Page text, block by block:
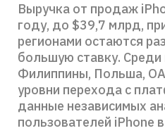
Выручка от продаж
году, до $39,7 млрд,
регионами остаются
большую ставку.
Филиппины, Польша,
уровни перехода с
данные независимых
пользователей iPhone